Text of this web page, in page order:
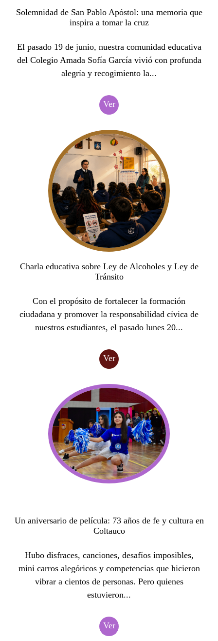
Solemnidad de San Pablo Apóstol: una memoria que
inspira a tomar la cruz
El pasado 19 de junio, nuestra comunidad educativa
del Colegio Amada Sofía García vivió con profunda
alegría y recogimiento la...
Ver
Charla educativa sobre Ley de Alcoholes y Ley de
Tránsito
Con el propósito de fortalecer la formación
ciudadana y promover la responsabilidad cívica de
nuestros estudiantes, el pasado lunes 20...
Ver
Un aniversario de película: 73 años de fe y cultura en
Coltauco
Hubo disfraces, canciones, desafíos imposibles,
mini carros alegóricos y competencias que hicieron
vibrar a cientos de personas. Pero quienes
estuvieron...
Ver